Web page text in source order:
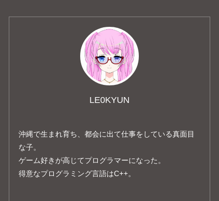
LE0KYUN
沖縄で生まれ育ち、都会に出て仕事をしている真面目
な子。
ゲーム好きが高じてプログラマーになった。
得意なプログラミング言語はC++。